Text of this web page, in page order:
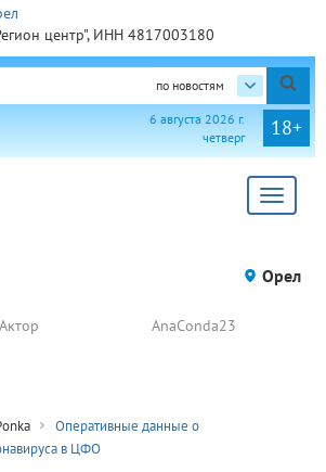
центр", ИНН 4817003180
по новостям
18+
6 августа 2026 г.
четверг
Toggle
Орел
AnaConda23
Оперативные данные о
в ЦФО